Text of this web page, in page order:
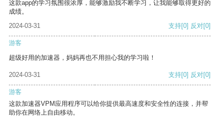
这款app的学习氛围很浓厚，能够激励我不断学习，让我能够取得更好的
成绩。
2024-03-31
支持[0] 反对[0]
游客
超级好用的加速器，妈妈再也不用担心我的学习啦！
2024-03-31 支持[0] 反对[0]
游客
这款加速器VPM应用程序可以给你提供最高速度和安全性的连接，并帮
助你在网络上自由移动。